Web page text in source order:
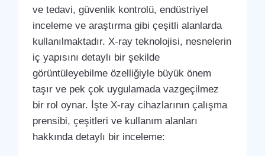
ve tedavi, güvenlik kontrolü, endüstriyel
inceleme ve araştırma gibi çeşitli alanlarda
kullanılmaktadır. X-ray teknolojisi, nesnelerin
iç yapısını detaylı bir şekilde
görüntüleyebilme özelliğiyle büyük önem
taşır ve pek çok uygulamada vazgeçilmez
bir rol oynar. İşte X-ray cihazlarının çalışma
prensibi, çeşitleri ve kullanım alanları
hakkında detaylı bir inceleme: